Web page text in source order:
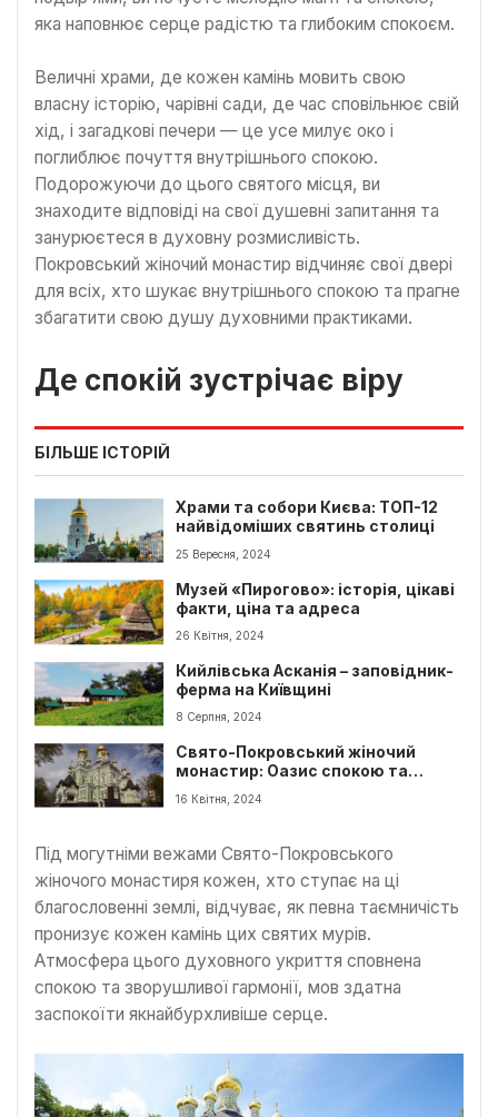
яка наповнює серце радістю та глибоким спокоєм.
Величні храми, де кожен камінь мовить свою
власну історію, чарівні сади, де час сповільнює свій
хід, і загадкові печери — це усе милує око і
поглиблює почуття внутрішнього спокою.
Подорожуючи до цього святого місця, ви
знаходите відповіді на свої душевні запитання та
занурюєтеся в духовну розмисливість.
Покровський жіночий монастир відчиняє свої двері
для всіх, хто шукає внутрішнього спокою та прагне
збагатити свою душу духовними практиками.
Де спокій зустрічає віру
БІЛЬШЕ ІСТОРІЙ
Храми та собори Києва: ТОП-12
найвідоміших святинь столиці
25 Вересня, 2024
Музей «Пирогово»: історія, цікаві
факти, ціна та адреса
26 Квітня, 2024
Кийлівська Асканія – заповідник-
ферма на Київщині
8 Серпня, 2024
Свято-Покровський жіночий
монастир: Оазис спокою та
духовної величі в серці Києва
16 Квітня, 2024
Під могутніми вежами Свято-Покровського
жіночого монастиря кожен, хто ступає на ці
благословенні землі, відчуває, як певна таємничість
пронизує кожен камінь цих святих мурів.
Атмосфера цього духовного укриття сповнена
спокою та зворушливої гармонії, мов здатна
заспокоїти якнайбурхливіше серце.